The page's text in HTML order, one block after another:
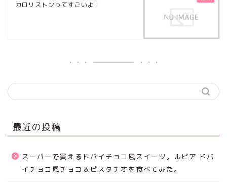
カロリストンってすごいよ！
最近の投稿
スーパーで買えるドバイチョコ風スイーツ。ルピア ドバ
イチョコ風チョコ＆ピスタチオを食べてみた。